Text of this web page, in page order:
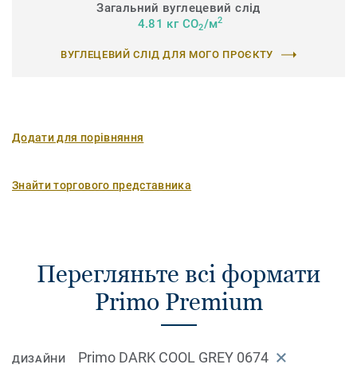
Загальний вуглецевий слід
4.81 кг CO2/м2
ВУГЛЕЦЕВИЙ СЛІД ДЛЯ МОГО ПРОЄКТУ
Додати для порівняння
Знайти торгового представника
Перегляньте всі формати
Primo Premium
ДИЗАЙНИ Primo DARK COOL GREY 0674